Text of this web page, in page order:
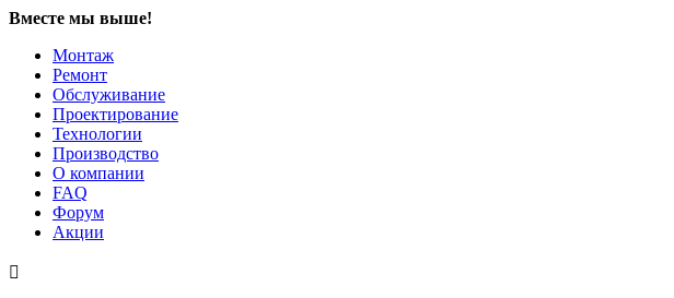
Вместе мы выше!
Монтаж
Ремонт
Обслуживание
Проектирование
Технологии
Производство
О компании
FAQ
Форум
Акции
